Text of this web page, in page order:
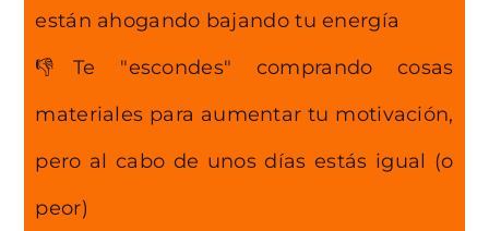
están ahogando bajando tu energía
👎Te "escondes" comprando cosas
materiales para aumentar tu motivación,
pero al cabo de unos días estás igual (o
peor)